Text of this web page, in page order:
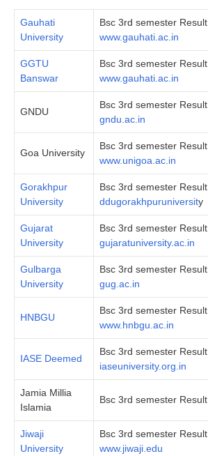
Gauhati
University
Bsc 3rd semester Result
www.gauhati.ac.in
GGTU
Banswar
Bsc 3rd semester Result
www.gauhati.ac.in
GNDU
Bsc 3rd semester Result
gndu.ac.in
Goa University
Bsc 3rd semester Result
www.unigoa.ac.in
Gorakhpur
University
Bsc 3rd semester Result
ddugorakhpuruniversity
Gujarat
University
Bsc 3rd semester Result
gujaratuniversity.ac.in
Gulbarga
University
Bsc 3rd semester Result
gug.ac.in
HNBGU
Bsc 3rd semester Result
www.hnbgu.ac.in
IASE Deemed
Bsc 3rd semester Result
iaseuniversity.org.in
Jamia Millia
Islamia
Bsc 3rd semester Result
Jiwaji
University
Bsc 3rd semester Result
www.jiwaji.edu